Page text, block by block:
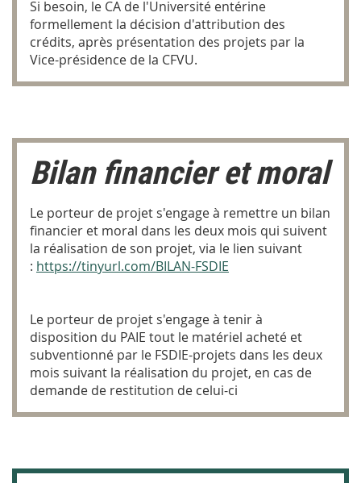
Si besoin, le CA de l'Université entérine
formellement la décision d'attribution des
crédits, après présentation des projets par la
Vice-présidence de la CFVU.
Bilan financier et moral
Le porteur de projet s'engage à remettre un bilan
financier et moral dans les deux mois qui suivent
la réalisation de son projet, via le lien suivant
: https://tinyurl.com/BILAN-FSDIE
Le porteur de projet s'engage à tenir à
disposition du PAIE tout le matériel acheté et
subventionné par le FSDIE-projets dans les deux
mois suivant la réalisation du projet, en cas de
demande de restitution de celui-ci